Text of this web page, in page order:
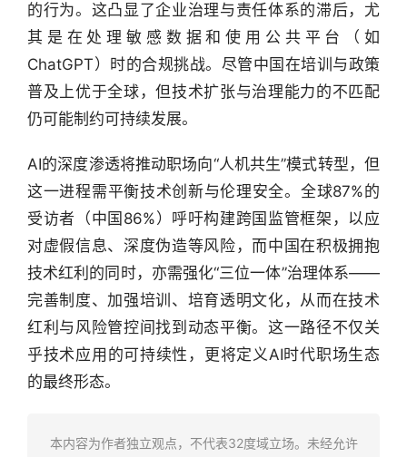
业
快
报
讯
精
选
头
的行为。这凸显了企业治理与责任体系的滞后，尤
其是在处理敏感数据和使用公共平台（如
ChatGPT）时的合规挑战。尽管中国在培训与政策
普及上优于全球，但技术扩张与治理能力的不匹配
仍可能制约可持续发展。
AI的深度渗透将推动职场向“人机共生”模式转型，但
这一进程需平衡技术创新与伦理安全。全球87%的
受访者（中国86%）呼吁构建跨国监管框架，以应
对虚假信息、深度伪造等风险，而中国在积极拥抱
技术红利的同时，亦需强化“三位一体”治理体系——
完善制度、加强培训、培育透明文化，从而在技术
红利与风险管控间找到动态平衡。这一路径不仅关
乎技术应用的可持续性，更将定义AI时代职场生态
的最终形态。
本内容为作者独立观点，不代表32度域立场。未经允许